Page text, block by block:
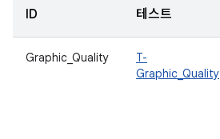
ID 테스트
Graphic_Quality
T-
Graphic_Quality